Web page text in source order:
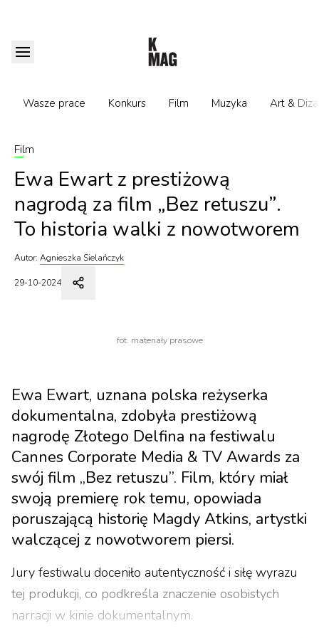
Wasze prace Konkurs Film Muzyka Art &
Film
Ewa Ewart z prestiżową
nagrodą za film „Bez retuszu”.
To historia walki z nowotworem
Autor: Agnieszka Sielańczyk
29-10-2024
fot. materiały prasowe
Ewa Ewart, uznana polska reżyserka
dokumentalna, zdobyła prestiżową
nagrodę Złotego Delfina na festiwalu
Cannes Corporate Media & TV Awards za
swój film „Bez retuszu”. Film, który miał
swoją premierę rok temu, opowiada
poruszającą historię Magdy Atkins, artystki
walczącej z nowotworem piersi.
Jury festiwalu doceniło autentyczność i siłę wyrazu
tej produkcji, co podkreśla znaczenie osobistych
narracji w kinie dokumentalnym.